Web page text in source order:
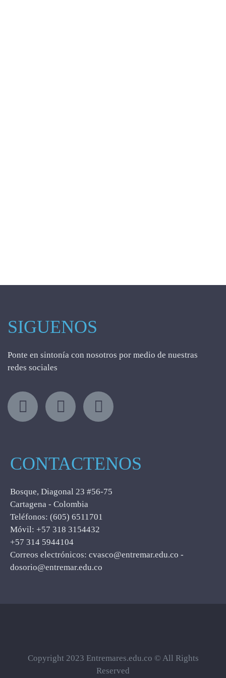
SIGUENOS
Ponte en sintonía con nosotros por medio de nuestras
redes sociales
CONTACTENOS
Bosque, Diagonal 23 #56-75
Cartagena - Colombia
Teléfonos: (605) 6511701
Móvil: +57 318 3154432
+57 314 5944104
Correos electrónicos: cvasco@entremar.edu.co -
dosorio@entremar.edu.co
Copyright 2023 Entremares.edu.co © All Rights
Reserved